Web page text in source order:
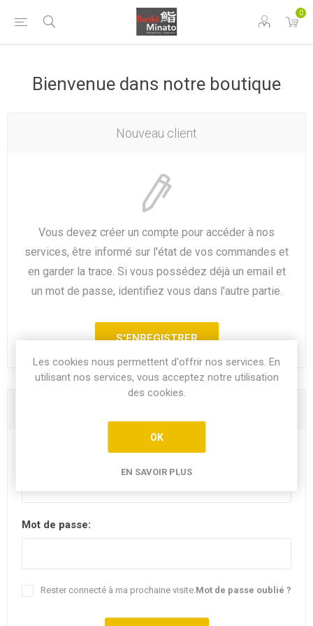
0
Bienvenue dans notre boutique
Nouveau client
Vous devez créer un compte pour accéder à nos
services, être informé sur l'état de vos commandes et
en garder la trace. Si vous possédez déjà un email et
un mot de passe, identifiez vous dans l'autre partie.
Mot de passe:
Mot de passe oublié ?
Rester connecté à ma prochaine visite.
Les cookies nous permettent d'offrir nos services. En
utilisant nos services, vous acceptez notre utilisation
des cookies.
OK
EN SAVOIR PLUS